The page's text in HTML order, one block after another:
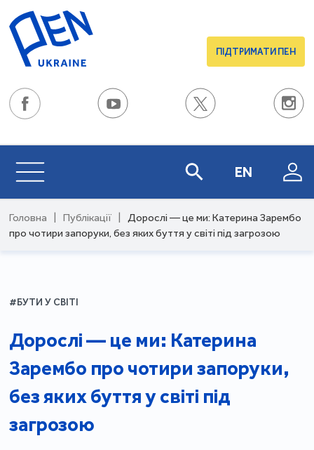
ПІДТРИМАТИ ПЕН
EN
Головна Публікації
Дорослі — це ми: Катерина Зарембо
про чотири запоруки, без яких буття у світі під загрозою
#БУТИ У СВІТІ
Дорослі — це ми: Катерина
Зарембо про чотири запоруки,
без яких буття у світі під
загрозою